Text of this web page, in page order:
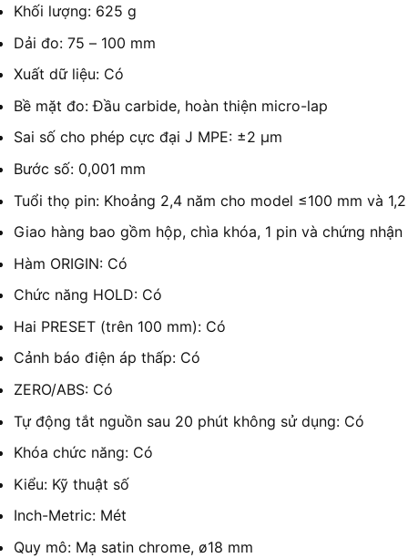
Khối lượng: 625 g
Dải đo: 75 – 100 mm
Xuất dữ liệu: Có
Bề mặt đo: Đầu carbide, hoàn thiện micro-lap
Sai số cho phép cực đại J MPE: ±2 µm
Bước số: 0,001 mm
Tuổi thọ pin: Khoảng 2,4 năm cho model ≤100 mm và
Giao hàng bao gồm hộp, chìa khóa, 1 pin và chứng
Hàm ORIGIN: Có
Chức năng HOLD: Có
Hai PRESET (trên 100 mm): Có
Cảnh báo điện áp thấp: Có
ZERO/ABS: Có
Tự động tắt nguồn sau 20 phút không sử dụng: Có
Khóa chức năng: Có
Kiểu: Kỹ thuật số
Inch-Metric: Mét
Quy mô: Mạ satin chrome, ø18 mm